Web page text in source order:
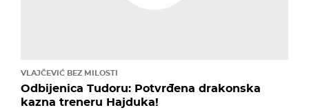
VLAJČEVIĆ BEZ MILOSTI
Odbijenica Tudoru: Potvrđena drakonska
kazna treneru Hajduka!